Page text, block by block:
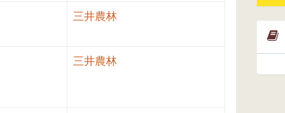
三井農林
三井農林